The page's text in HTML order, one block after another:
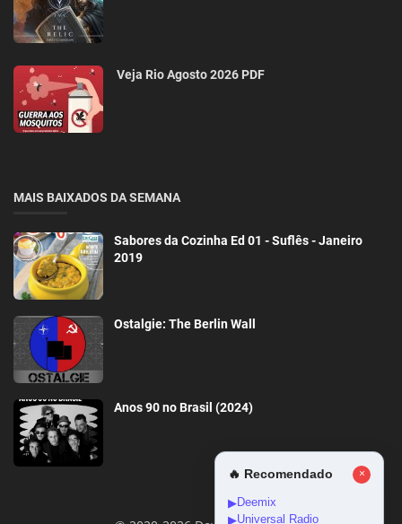
Veja Rio Agosto 2026 PDF
MAIS BAIXADOS DA SEMANA
Sabores da Cozinha Ed 01 - Suflês - Janeiro
2019
Ostalgie: The Berlin Wall
Anos 90 no Brasil (2024)
🔥 Recomendado ×
▶Deemix
▶Universal Radio